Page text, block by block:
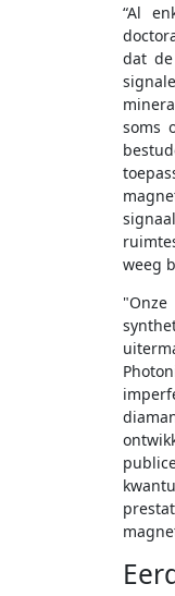
“Al
dat
soms
weeg